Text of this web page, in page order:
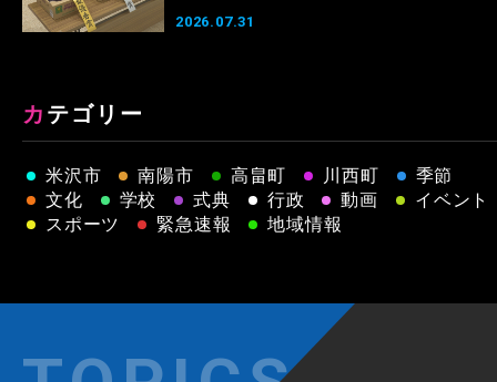
2026.07.31
カテゴリー
米沢市 南陽市 高畠町 川西町
季節
文化
学校 式典 行政 動画
イベント
スポーツ
緊急速報 地域情報